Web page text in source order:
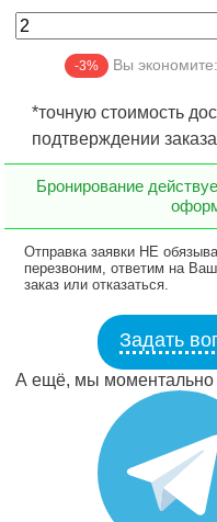
-3% Вы экономите:
*точную стоимость
подтверждении заказа
Бронирование
Отправка заявки НЕ
перезвоним, ответим на
заказ или отказаться.
Задать
А ещё, мы моментально